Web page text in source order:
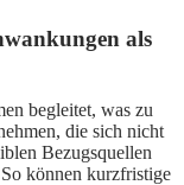
als
begleitet, was zu
die sich nicht
Bezugsquellen
können kurzfristige